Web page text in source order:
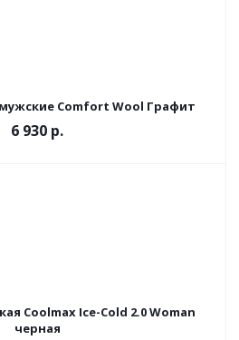
Comfort Wool Графит
6 930 р.
Coolmax Ice-Cold 2.0 Woman
черная